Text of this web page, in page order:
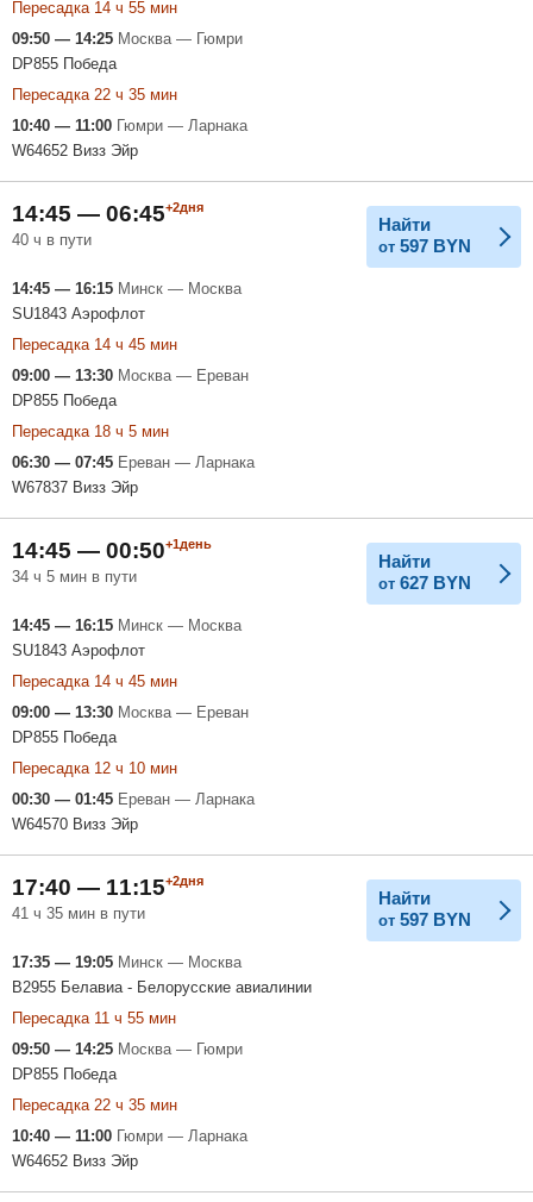
Пересадка 14 ч 55 мин
09:50 — 14:25 Москва — Гюмри
DP855 Победа
Пересадка 22 ч 35 мин
10:40 — 11:00 Гюмри — Ларнака
W64652 Визз Эйр
14:45 — 06:45+2дня
40 ч в пути
Найти
от 597 BYN
14:45 — 16:15 Минск — Москва
SU1843 Аэрофлот
Пересадка 14 ч 45 мин
09:00 — 13:30 Москва — Ереван
DP855 Победа
Пересадка 18 ч 5 мин
06:30 — 07:45 Ереван — Ларнака
W67837 Визз Эйр
14:45 — 00:50+1день
34 ч 5 мин в пути
Найти
от 627 BYN
14:45 — 16:15 Минск — Москва
SU1843 Аэрофлот
Пересадка 14 ч 45 мин
09:00 — 13:30 Москва — Ереван
DP855 Победа
Пересадка 12 ч 10 мин
00:30 — 01:45 Ереван — Ларнака
W64570 Визз Эйр
17:40 — 11:15+2дня
41 ч 35 мин в пути
Найти
от 597 BYN
17:35 — 19:05 Минск — Москва
B2955 Белавиа - Белорусские авиалинии
Пересадка 11 ч 55 мин
09:50 — 14:25 Москва — Гюмри
DP855 Победа
Пересадка 22 ч 35 мин
10:40 — 11:00 Гюмри — Ларнака
W64652 Визз Эйр